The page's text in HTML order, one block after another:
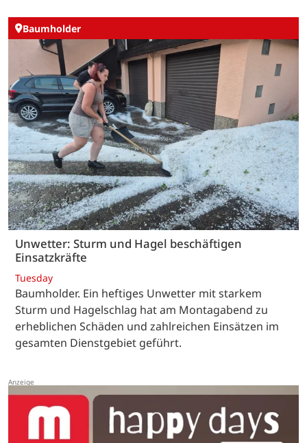
Baumholder
Unwetter: Sturm und Hagel beschäftigen
Einsatzkräfte
Tuesday
Baumholder. Ein heftiges Unwetter mit starkem
Sturm und Hagelschlag hat am Montagabend zu
erheblichen Schäden und zahlreichen Einsätzen im
gesamten Dienstgebiet geführt.